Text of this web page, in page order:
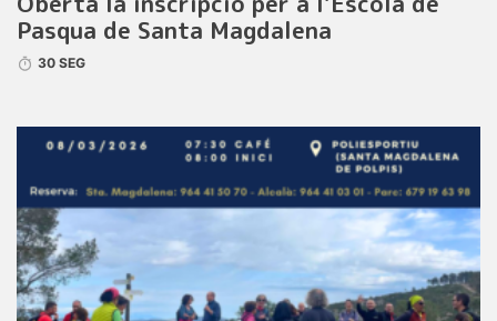
Pasqua de Santa Magdalena
30 SEG